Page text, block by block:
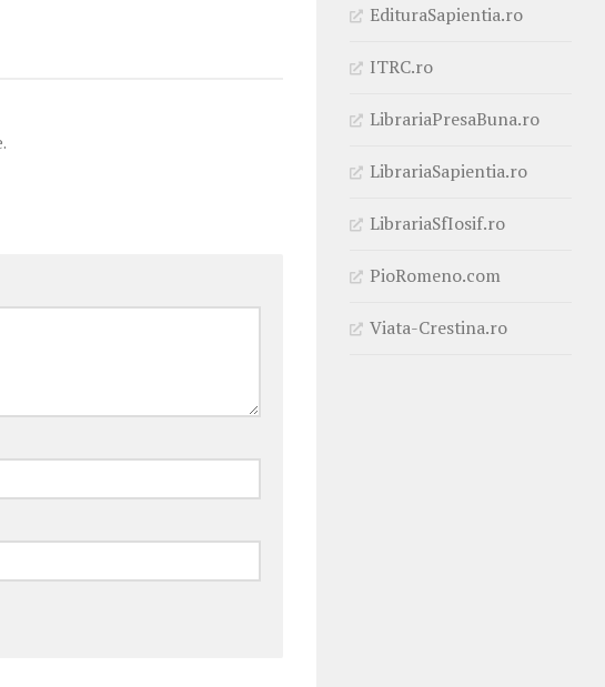
EdituraSapientia.ro
ITRC.ro
LibrariaPresaBuna.ro
LibrariaSapientia.ro
LibrariaSfIosif.ro
PioRomeno.com
Viata-Crestina.ro